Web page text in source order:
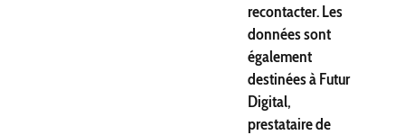
recontacter. Les
données sont
également
destinées à Futur
Digital,
prestataire de